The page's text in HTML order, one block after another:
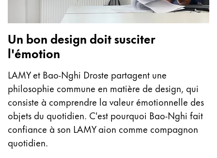
Cette région répertorie les pays et les langues
Amérique du Sud
Cette région répertorie les pays et les langues
Brazil
português
Chile
español
Mexico
español
Afrique
Cette région répertorie les pays et les langues
Un bon design doit susciter
l'émotion
LAMY et Bao-Nghi Droste partagent une
philosophie commune en matière de design, qui
consiste à comprendre la valeur émotionnelle des
objets du quotidien. C'est pourquoi Bao-Nghi fait
confiance à son LAMY aion comme compagnon
quotidien.